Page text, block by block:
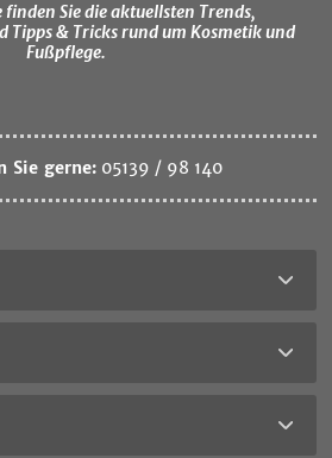
finden Sie die aktuellsten Trends,
Tipps & Tricks rund um Kosmetik und
Fußpflege.
Sie gerne: 05139 / 98 140